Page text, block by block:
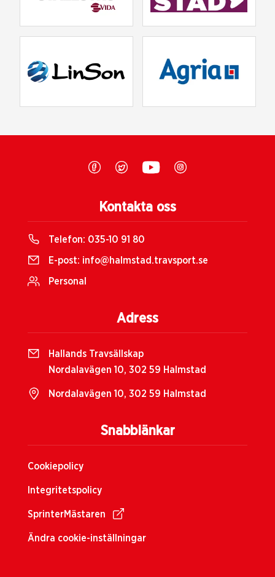
Snabblänkar
Cookiepolicy
Integritetspolicy
SprinterMästaren
Ändra cookie-inställningar
Kontakta oss
Telefon: 035-10 91 80
E-post: info@halmstad.travsport.se
Personal
Adress
Hallands Travsällskap
Nordalavägen 10, 302 59 Halmstad
Nordalavägen 10, 302 59 Halmstad